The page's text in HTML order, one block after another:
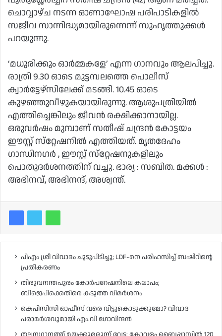
ചൊവ്വാഴ്ച നടന്ന ഓണാഘോഷ പരിപാടികളിൽ
സജീവ സാന്നിദ്ധ്യമായിരുന്നെന്ന് സുഹൃത്തുക്കൾ
പറയുന്നു.
‘മധുരിക്കും ഓർമ്മകളേ’ എന്ന ഗാനവും ആലപിച്ചു.
രാത്രി 9.30 ഓടെ മുട്ടമ്പലത്തെ പൊലീസ്
ക്വാർട്ടേഴ്‌സിലേക്ക് മടങ്ങി. 10.45 ഓടെ
കുഴഞ്ഞുവീഴുകയായിരുന്നു. ആശുപത്രിയിൽ
എത്തിച്ചെങ്കിലും ജീവൻ രക്ഷിക്കാനായില്ല.
ഒരുവർഷം മുമ്പാണ് സതീഷ് ചന്ദ്രൻ കോട്ടയം
ഈസ്റ്റ് സ്‌റ്റേഷനിൽ എത്തിയത്. മൃതദേഹം
ഗാന്ധിനഗർ , ഈസ്റ്റ് സ്‌റ്റേഷനുകളിലും
പൊതുദർശനത്തിന് വച്ചു. ഭാര്യ : സബിത. മക്കൾ :
അഭിനവ്,​ അഭിനന്ദ്,​ അശ്വന്ത്.
പിഎം ശ്രീ വിവാദം ചൂടുപിടിച്ചു; LDF-നെ പരിഹസിച്ച് ബഷീറിന്റെ
പ്രതികരണം
തിരുവനന്തപുരം കോർപറേഷനിലെ കലാപം;
ബിജെപിക്കെതിരെ കടുത്ത വിമർശനം
കെപിസിസി ഓഫീസ് വരെ വിട്ടുകൊടുക്കുമോ? വിവാദ
പരാമർശവുമായി എം.വി ഗോവിന്ദൻ